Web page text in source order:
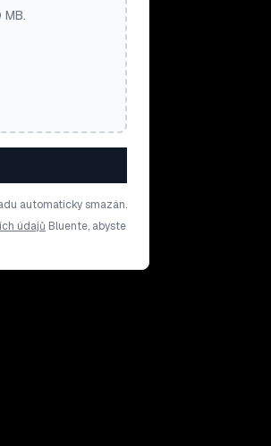
automaticky smazán.
údajů Bluente, abyste